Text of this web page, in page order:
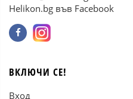
Helikon.bg във Facebook
ВКЛЮЧИ СЕ!
Вход